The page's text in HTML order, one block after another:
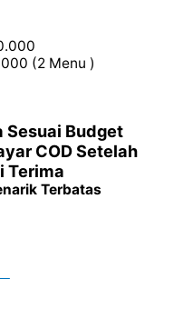
(2 Menu )
Sesuai Budget
COD Setelah
Terima
Terbatas